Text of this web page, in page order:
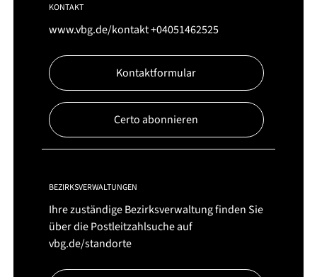
KONTAKT
www.vbg.de/kontakt+04051462525
Kontaktformular
Certo abonnieren
BEZIRKSVERWALTUNGEN
Ihre zuständige Bezirksverwaltung finden Sie
über die Postleitzahlsuche auf
vbg.de/standorte